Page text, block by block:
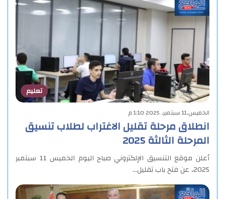
تعليم
الخميس,11 سبتمبر, 2025 1:10 م
انطلاق مرحلة تقليل الاغتراب لطلاب تنسيق
المرحلة الثالثة 2025
أعلن موقع التنسيق الإلكتروني صباح اليوم الخميس 11 سبتمبر
2025، عن فتح باب تقليل…